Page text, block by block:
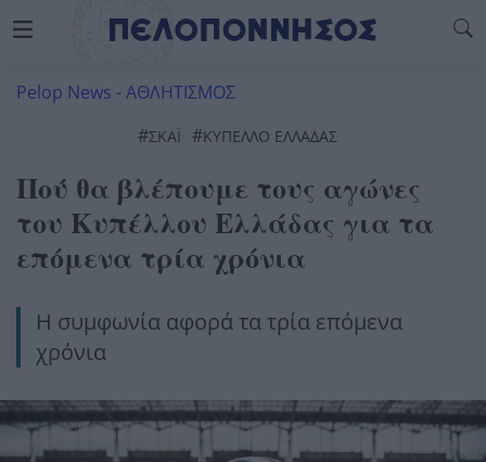
Pelop News -ΑΘΛΗΤΙΣΜΟΣ
#ΣΚΑΪ #ΚΥΠΕΛΛΟ ΕΛΛΑΔΑΣ
Πού θα βλέπουμε τους αγώνες
του Κυπέλλου Ελλάδας για τα
επόμενα τρία χρόνια
Η συμφωνία αφορά τα τρία επόμενα
χρόνια